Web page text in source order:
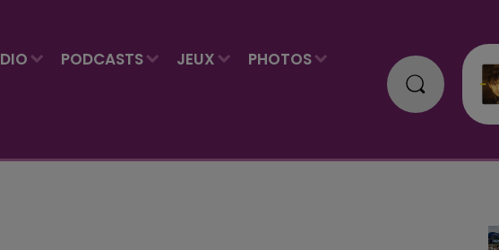
PODCASTS JEUX PHOTOS